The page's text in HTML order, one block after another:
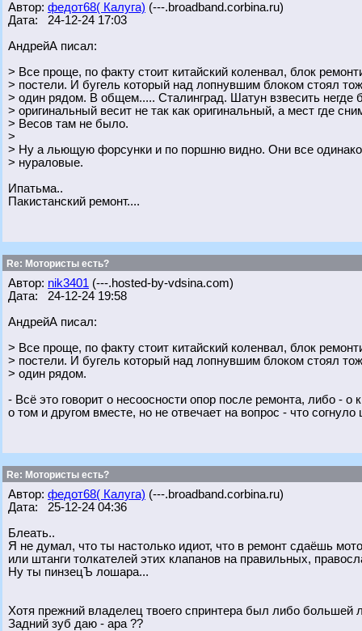
Автор: федот68( Калуга) (---.broadband.corbina.ru)
Дата: 24-12-24 17:03
АндрейА писал:
> Все проще, по факту стоит китайский коленвал, блок
> постели. И бугель который над лопнувшим блоком стоял
> один рядом. В общем..... Сталинград. Шатун взвесить негде
> оригинальный весит не так как оригинальный, а мест где
> Весов там не было.
>
> Ну а льющую форсунки и по поршню видно. Они все
> нураловые.
Ипатьма..
Пакистанский ремонт....
Re: Мотористы есть?
Автор: nik3401 (---.hosted-by-vdsina.com)
Дата: 24-12-24 19:58
АндрейА писал:
> Все проще, по факту стоит китайский коленвал, блок
> постели. И бугель который над лопнувшим блоком стоял
> один рядом.
- Всё это говорит о несоосности опор после ремонта, либо - о
о том и другом вместе, но не отвечает на вопрос - что согнуло
Re: Мотористы есть?
Автор: федот68( Калуга) (---.broadband.corbina.ru)
Дата: 25-12-24 04:36
Блеать..
Я не думал, что ты настолько идиот, что в ремонт сдаёшь
или штанги толкателей этих клапанов на правильных,
Ну ты пинзецЪ лошара...
Хотя прежний владелец твоего спринтера был либо
Задний зуб даю - ара ??